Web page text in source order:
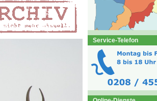
Service-Telefon